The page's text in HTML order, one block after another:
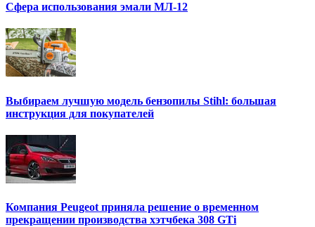
Сфера использования эмали МЛ-12
Выбираем лучшую модель бензопилы Stihl: большая
инструкция для покупателей
Компания Peugeot приняла решение о временном
прекращении производства хэтчбека 308 GTi